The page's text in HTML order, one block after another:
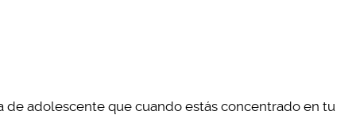
adolescente que cuando estás concentrado en tu